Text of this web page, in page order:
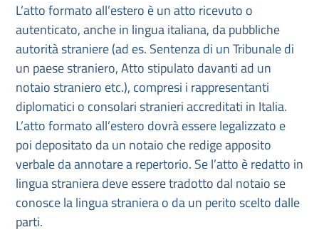
L’atto formato all’estero è un atto ricevuto o
autenticato, anche in lingua italiana, da pubbliche
autorità straniere (ad es. Sentenza di un Tribunale di
un paese straniero, Atto stipulato davanti ad un
notaio straniero etc.), compresi i rappresentanti
diplomatici o consolari stranieri accreditati in Italia.
L’atto formato all’estero dovrà essere legalizzato e
poi depositato da un notaio che redige apposito
verbale da annotare a repertorio. Se l’atto è redatto in
lingua straniera deve essere tradotto dal notaio se
conosce la lingua straniera o da un perito scelto dalle
parti.